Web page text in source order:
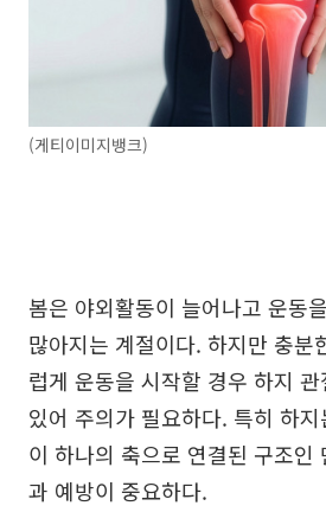
(게티이미지뱅크)
봄은 야외활동이 늘어나고 운동
많아지는 계절이다. 하지만 충분
럽게 운동을 시작할 경우 하지
있어 주의가 필요하다. 특히 하지
이 하나의 축으로 연결된 구조인
과 예방이 중요하다.